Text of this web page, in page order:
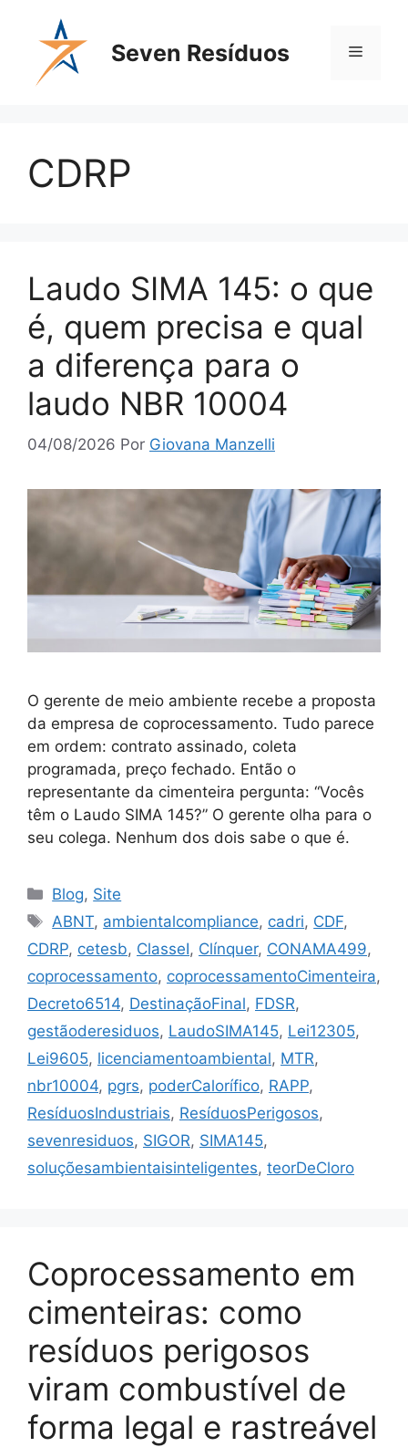
Seven Resíduos
CDRP
Laudo SIMA 145: o que
é, quem precisa e qual
a diferença para o
laudo NBR 10004
04/08/2026 Por Giovana Manzelli
O gerente de meio ambiente recebe a proposta
da empresa de coprocessamento. Tudo parece
em ordem: contrato assinado, coleta
programada, preço fechado. Então o
representante da cimenteira pergunta: “Vocês
têm o Laudo SIMA 145?” O gerente olha para o
seu colega. Nenhum dos dois sabe o que é.
Blog, Site
ABNT, ambientalcompliance, cadri, CDF,
CDRP, cetesb, ClasseI, Clínquer, CONAMA499,
coprocessamento, coprocessamentoCimenteira,
Decreto6514, DestinaçãoFinal, FDSR,
gestãoderesiduos, LaudoSIMA145, Lei12305,
Lei9605, licenciamentoambiental, MTR,
nbr10004, pgrs, poderCalorífico, RAPP,
ResíduosIndustriais, ResíduosPerigosos,
sevenresiduos, SIGOR, SIMA145,
soluçõesambientaisinteligentes, teorDeCloro
Coprocessamento em
cimenteiras: como
resíduos perigosos
viram combustível de
forma legal e rastreável